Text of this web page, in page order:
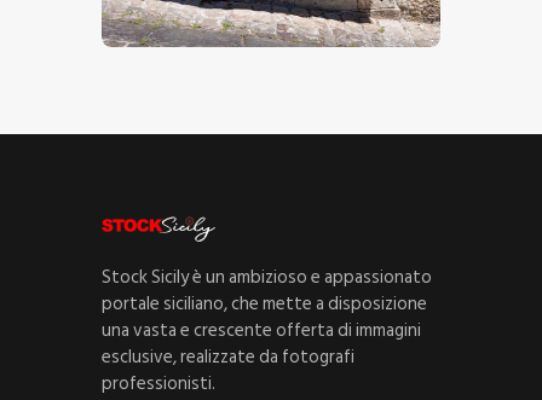
€15.00-€24.00
Stock Sicily è un ambizioso e appassionato
portale siciliano, che mette a disposizione
una vasta e crescente offerta di immagini
esclusive, realizzate da fotografi
professionisti.